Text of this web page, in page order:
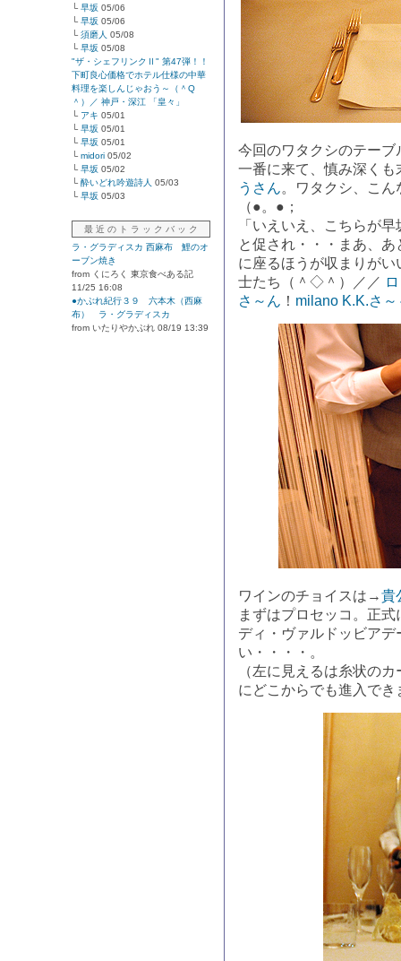
└ 早坂 05/06
└ 早坂 05/06
└ 須磨人 05/08
└ 早坂 05/08
"ザ・シェフリンクⅡ" 第47弾！！
下町良心価格でホテル仕様の中華
料理を楽しんじゃおう～（＾Q
＾）／ 神戸・深江 「皇々」
└ アキ 05/01
└ 早坂 05/01
└ 早坂 05/01
└ midori 05/02
└ 早坂 05/02
└ 酔いどれ吟遊詩人 05/03
└ 早坂 05/03
最 近 の ト ラ ッ ク バ ッ ク
ラ・グラディスカ 西麻布 鯉のオ
ーブン焼き
from くにろく 東京食べある記
11/25 16:08
●かぶれ紀行３９ 六本木（西麻
布） ラ・グラディスカ
from いたりやかぶれ 08/19 13:39
今回のワタクシのテーブ
一番に来て、慎み深く
うさん。ワタクシ、こ
（●。●；
「いえいえ、こちらが
と促され・・・まあ、
に座るほうが収まりが
士たち（＾◇＾）／／
さ～ん ！ milano K.K.さ～
ワインのチョイスは→貴
まずはプロセッコ。正
ディ・ヴァルドッビア
い・・・・。
（左に見えるは糸状の
にどこからでも進入でき